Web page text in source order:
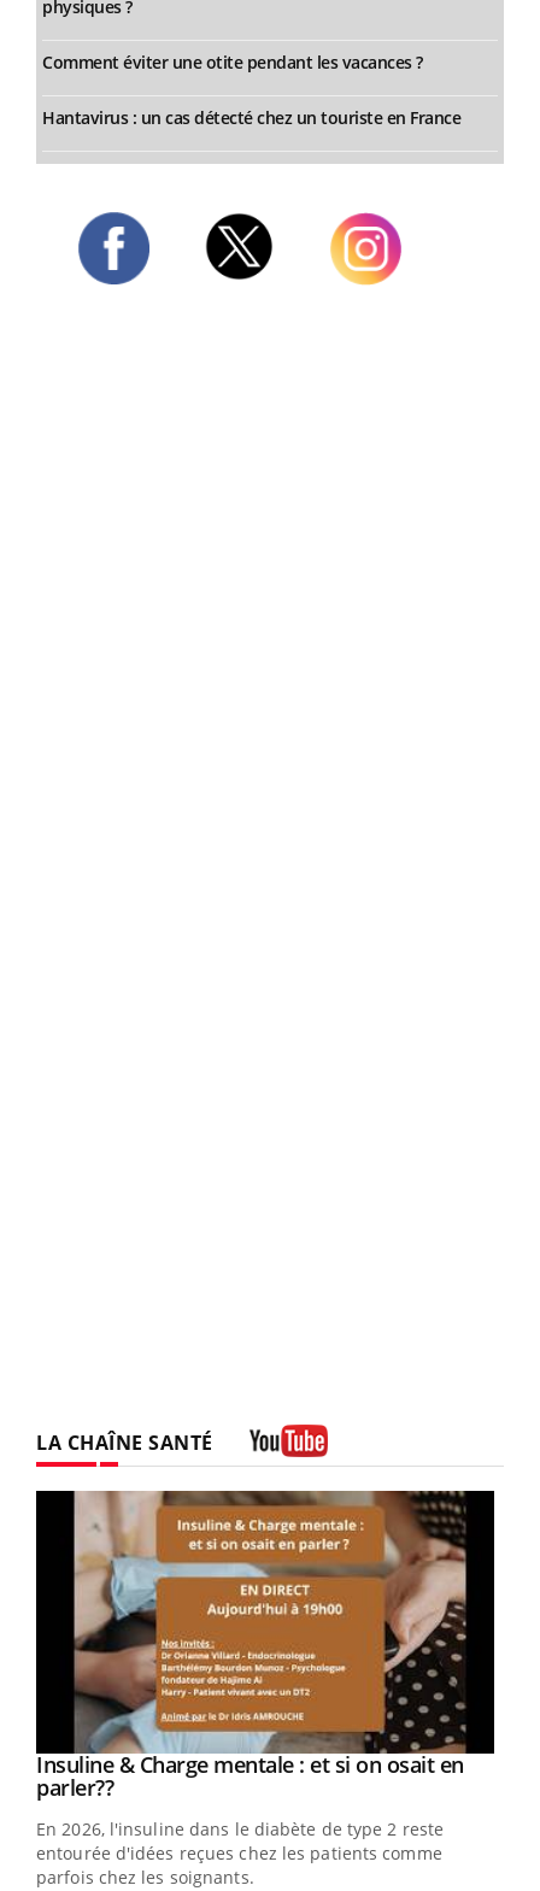
physiques ?
Comment éviter une otite pendant les vacances ?
Hantavirus : un cas détecté chez un touriste en France
LA CHAÎNE SANTÉ
Youtube
Insuline & Charge mentale : et si on osait en
parler??Youtube
En 2026, l'insuline dans le diabète de type 2 reste
entourée d'idées reçues chez les patients comme
parfois chez les soignants.